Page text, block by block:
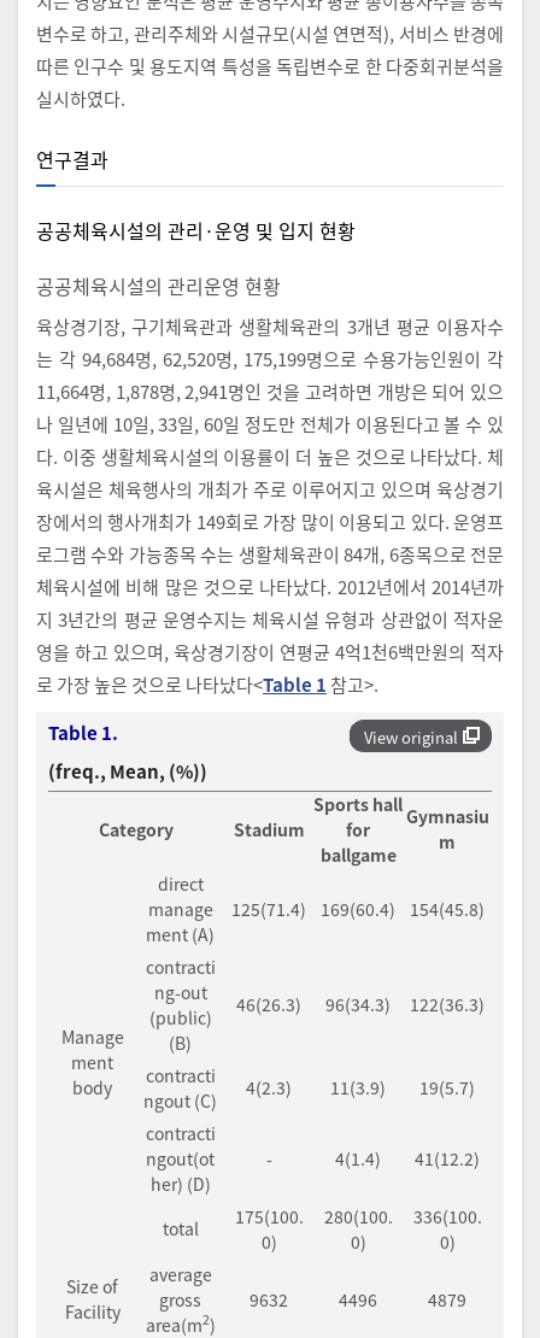
변수로 하고, 관리주체와 시설규모(시설 연면적), 서비스 반경에
따른 인구수 및 용도지역 특성을 독립변수로 한 다중회귀분석을
실시하였다.
연구결과
공공체육시설의 관리·운영 및 입지 현황
공공체육시설의 관리운영 현황
육상경기장, 구기체육관과 생활체육관의 3개년 평균 이용자수
는 각 94,684명, 62,520명, 175,199명으로 수용가능인원이 각
11,664명, 1,878명, 2,941명인 것을 고려하면 개방은 되어 있으
나 일년에 10일, 33일, 60일 정도만 전체가 이용된다고 볼 수 있
다. 이중 생활체육시설의 이용률이 더 높은 것으로 나타났다. 체
육시설은 체육행사의 개최가 주로 이루어지고 있으며 육상경기
장에서의 행사개최가 149회로 가장 많이 이용되고 있다. 운영프
로그램 수와 가능종목 수는 생활체육관이 84개, 6종목으로 전문
체육시설에 비해 많은 것으로 나타났다. 2012년에서 2014년까
지 3년간의 평균 운영수지는 체육시설 유형과 상관없이 적자운
영을 하고 있으며, 육상경기장이 연평균 4억1천6백만원의 적자
로 가장 높은 것으로 나타났다<Table 1 참고>.
View original
Table 1.
(freq., Mean, (%))
Category Stadium
Sports hall
for
ballgame
Gymnasiu
m
Manage
ment
body
direct
manage
ment (A)
125(71.4) 169(60.4) 154(45.8)
contracti
ng-out
(public)
(B)
46(26.3) 96(34.3) 122(36.3)
contracti
ngout (C)
4(2.3) 11(3.9)
19(5.7)
contracti
ngout(ot
her) (D)
- 4(1.4) 41(12.2)
total
175(100.
0)
280(100.
0)
336(100.
0)
Size of
Facility
average
gross
area(m2)
9632 4496 4879